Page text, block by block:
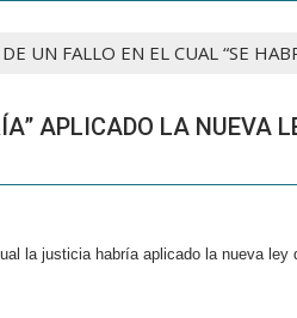
UN FALLO EN EL CUAL “SE
APLICADO LA NUEVA
la justicia habría aplicado la nueva ley